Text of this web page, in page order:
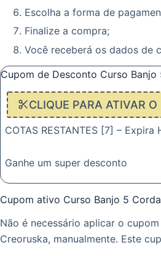
Escolha a forma de
Finalize a compra;
Você receberá os dados de
Cupom de Desconto Curso
CLIQUE PARA ATIVAR
COTAS RESTANTES [7] – Expira
Ganhe um super desconto
Cupom ativo Curso Banjo 5
Não é necessário aplicar o
Creoruska, manualmente. Este